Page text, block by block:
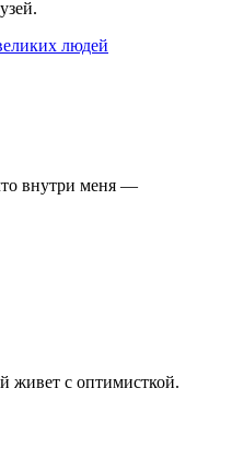
людей
внутри меня —
живет с оптимисткой.